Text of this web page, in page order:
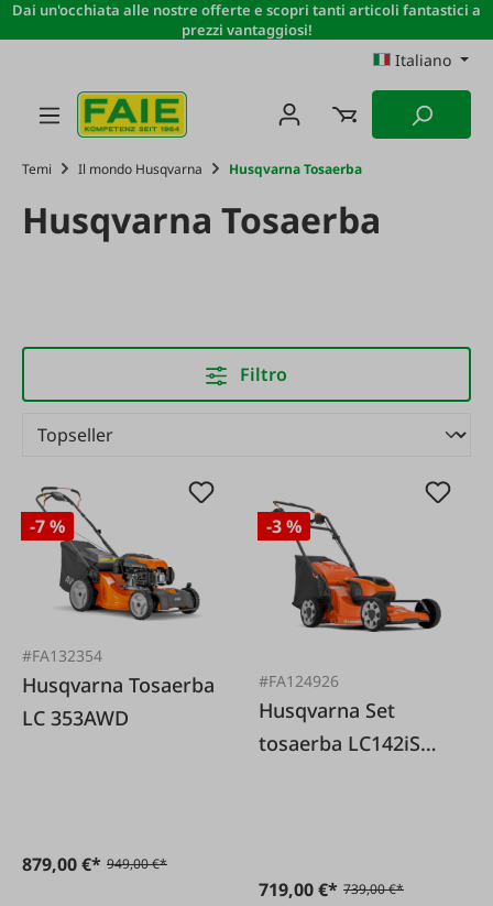
Passa al contenuto principale
Dai un'occhiata alle nostre offerte e scopri tanti articoli fantastici a
prezzi vantaggiosi!
Italiano
Temi Il mondo Husqvarna Husqvarna Tosaerba
Husqvarna Tosaerba
Filtro
-7 %
#FA132354
Husqvarna Tosaerba
LC 353AWD
879,00 €* 949,00 €*
-3 %
#FA124926
Husqvarna Set
tosaerba LC142iS
719,00 €* 739,00 €*